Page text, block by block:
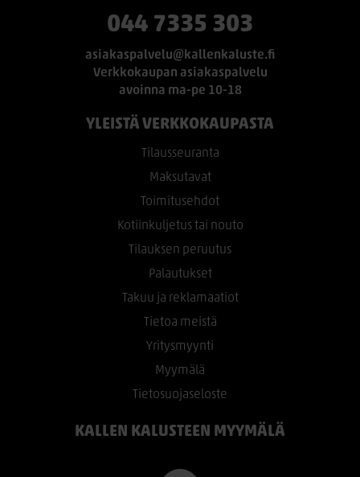
044 7335 303
asiakaspalvelu@kallenkaluste.fi
Verkkokaupan asiakaspalvelu
avoinna ma-pe 10-18
YLEISTÄ VERKKOKAUPASTA
Tilausseuranta
Maksutavat
Toimitusehdot
Kotiinkuljetus tai nouto
Tilauksen peruutus
Palautukset
Takuu ja reklamaatiot
Tietoa meistä
Yritysmyynti
Myymälä
Tietosuojaseloste
KALLEN KALUSTEEN MYYMÄLÄ